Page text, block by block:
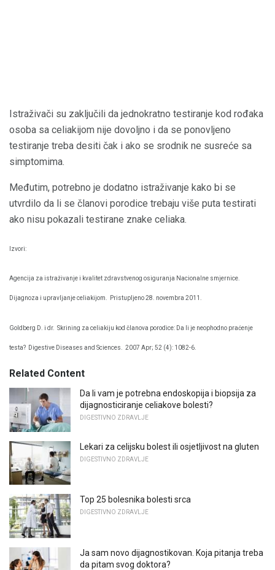
Istraživači su zaključili da jednokratno testiranje kod rođaka
osoba sa celiakijom nije dovoljno i da se ponovljeno
testiranje treba desiti čak i ako se srodnik ne susreće sa
simptomima.
Međutim, potrebno je dodatno istraživanje kako bi se
utvrdilo da li se članovi porodice trebaju više puta testirati
ako nisu pokazali testirane znake celiaka.
Izvori:
Agencija za istraživanje i kvalitet zdravstvenog osiguranja Nacionalne smjernice.
Dijagnoza i upravljanje celiakijom. Pristupljeno 28. novembra 2011.
Goldberg D. i dr. Skrining za celiakiju kod članova porodice: Da li je neophodno praćenje
testa? Digestive Diseases and Sciences. 2007 Apr; 52 (4): 1082-6.
Related Content
Da li vam je potrebna endoskopija i biopsija za
dijagnosticiranje celiakove bolesti?
DIGESTIVNO ZDRAVLJE
Lekari za celijsku bolest ili osjetljivost na gluten
DIGESTIVNO ZDRAVLJE
Top 25 bolesnika bolesti srca
DIGESTIVNO ZDRAVLJE
Ja sam novo dijagnostikovan. Koja pitanja treba
da pitam svog doktora?